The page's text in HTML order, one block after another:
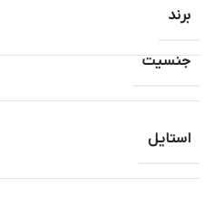
جنسیت
استایل
برند